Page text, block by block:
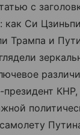
с
как Си
Трампа и
президент